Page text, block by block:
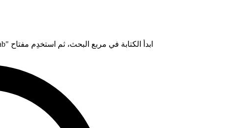
ابدأ الكتابة في مربع البحث، ثم استخدِم مفتاح "Tab" لتحديد خيار من القائمة.